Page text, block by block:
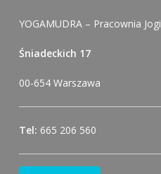
YOGAMUDRA – Pracownia Jogi
Śniadeckich 17
00-654 Warszawa
Tel: 665 206 560